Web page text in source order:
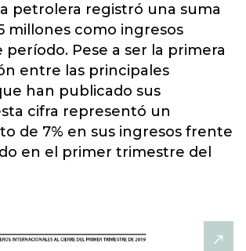
petrolera registró una suma
millones como ingresos
Pese a ser la primera
entre las principales
han publicado sus
cifra representó un
de 7% en sus ingresos frente
en el primer trimestre del